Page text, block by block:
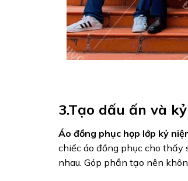
3.Tạo dấu ấn và
Áo đồng phục họp lớp kỷ
chiếc áo đồng phục cho thấy
nhau. Góp phần tạo nên